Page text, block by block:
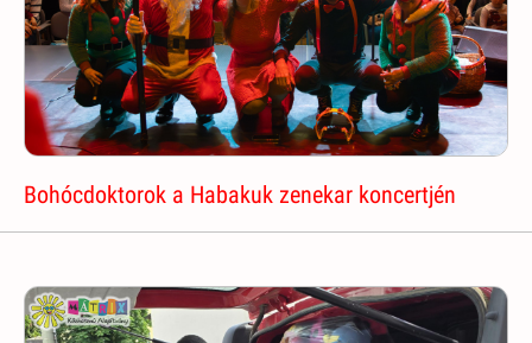
Bohócdoktorok a Habakuk zenekar koncertjén